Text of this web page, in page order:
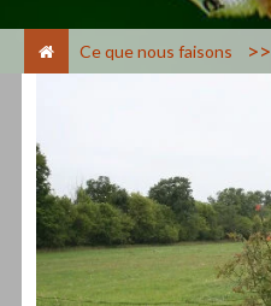
Ce que nous faisons >